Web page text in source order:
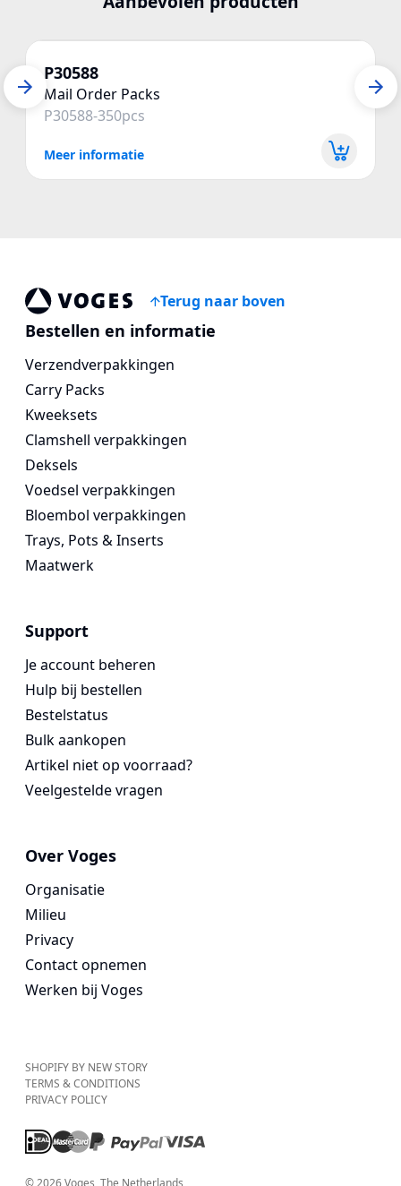
P30588
Mail Order Packs
P30588-350pcs
Meer informatie
Voges Online Store
Terug naar boven
Bestellen en informatie
Verzendverpakkingen
Carry Packs
Kweeksets
Clamshell verpakkingen
Deksels
Voedsel verpakkingen
Bloembol verpakkingen
Trays, Pots & Inserts
Maatwerk
Support
Je account beheren
Hulp bij bestellen
Bestelstatus
Bulk aankopen
Artikel niet op voorraad?
Veelgestelde vragen
Over Voges
Organisatie
Milieu
Privacy
Contact opnemen
Werken bij Voges
SHOPIFY BY NEW STORY
TERMS & CONDITIONS
PRIVACY POLICY
© 2026Voges , The Netherlands